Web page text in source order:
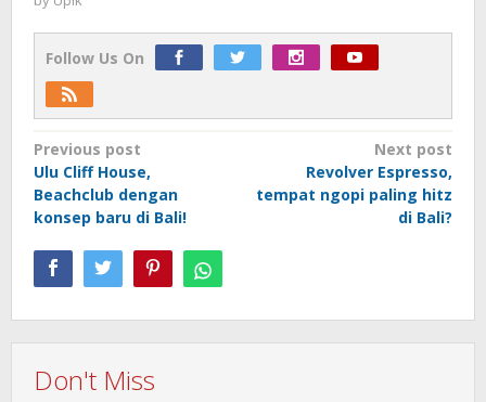
Follow Us On
Post
navigation
Previous post
Ulu Cliff House,
Beachclub dengan
konsep baru di Bali!
Next post
Revolver Espresso,
tempat ngopi paling hitz
di Bali?
Don't Miss